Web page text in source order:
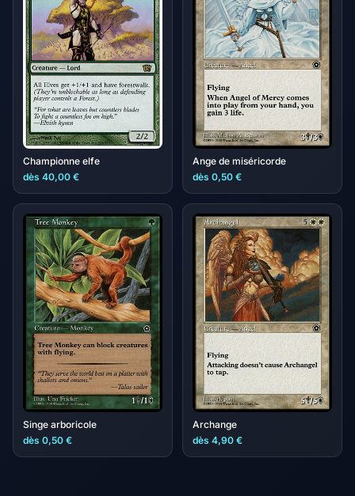
Championne elfe
dès 40,00 €
Ange de miséricorde
dès 0,50 €
Singe arboricole
dès 0,50 €
Archange
dès 4,90 €